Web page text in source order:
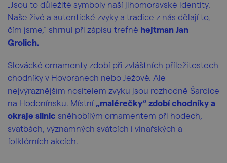
„Jsou to důležité symboly naší jihomoravské identity.
Naše živé a autentické zvyky a tradice z nás dělají to,
čím jsme,“ shrnul při zápisu trefně hejtman Jan
Grolich.
Slovácké ornamenty zdobí při zvláštních příležitostech
chodníky v Hovoranech nebo Ježově. Ale
nejvýraznějším nositelem zvyku jsou rozhodně Šardice
na Hodonínsku. Místní „malérečky“ zdobí chodníky a
okraje silnic sněhobílým ornamentem při hodech,
svatbách, významných svátcích i vinařských a
folklórních akcích.